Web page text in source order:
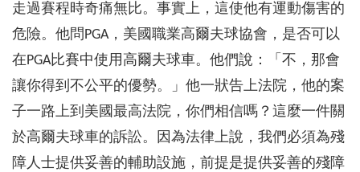
走過賽程時奇痛無比。事實上，這使他有運動傷害的
危險。他問PGA，美國職業高爾夫球協會，是否可以
在PGA比賽中使用高爾夫球車。他們說：「不，那會
讓你得到不公平的優勢。」他一狀告上法院，他的案
子一路上到美國最高法院，你們相信嗎？這麼一件關
於高爾夫球車的訴訟。因為法律上說，我們必須為殘
障人士提供妥善的輔助設施，前提是提供妥善的殘障